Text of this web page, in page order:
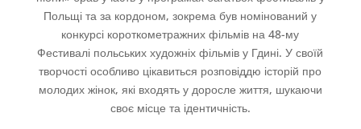
Польщі та за кордоном, зокрема був номінований у
конкурсі короткометражних фільмів на 48-му
Фестивалі польських художніх фільмів у Гдині. У своїй
творчості особливо цікавиться розповіддю історій про
молодих жінок, які входять у доросле життя, шукаючи
своє місце та ідентичність.